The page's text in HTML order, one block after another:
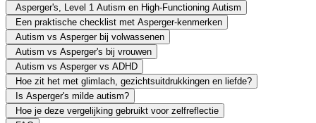
Asperger's, Level 1 Autism en High-Functioning Autism
Een praktische checklist met Asperger-kenmerken
Autism vs Asperger bij volwassenen
Autism vs Asperger's bij vrouwen
Autism vs Asperger vs ADHD
Hoe zit het met glimlach, gezichtsuitdrukkingen en liefde?
Is Asperger's milde autism?
Hoe je deze vergelijking gebruikt voor zelfreflectie